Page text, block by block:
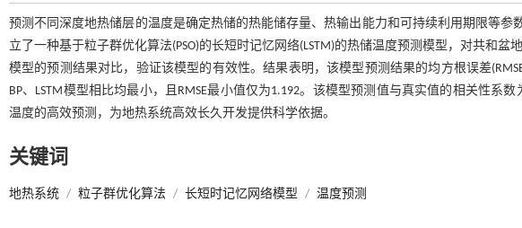
预测不同深度地热储层的温度是确定热储的热能储存量、热输出能力和可持续利用期限等
立了一种基于粒子群优化算法(PSO)的长短时记忆网络(LSTM)的热储温度预测模型，对共和盆
模型的预测结果对比，验证该模型的有效性。结果表明，该模型预测结果的均方根误差
BP、LSTM模型相比均最小，且RMSE最小值仅为1.192。该模型预测值与真实值的相关性系
温度的高效预测，为地热系统高效长久开发提供科学依据。
关键词
地热系统 / 粒子群优化算法 / 长短时记忆网络模型 / 温度预测